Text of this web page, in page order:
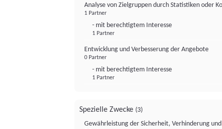
Analyse von Zielgruppen durch Statistiken oder
1 Partner
- mit berechtigtem Interesse
1 Partner
Entwicklung und Verbesserung der Angebote
0 Partner
- mit berechtigtem Interesse
1 Partner
Spezielle Zwecke (3)
Gewährleistung der Sicherheit, Verhinderung